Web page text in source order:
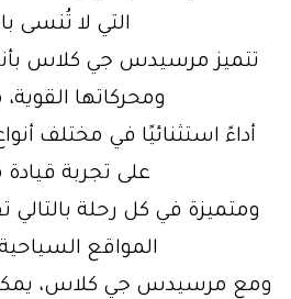
التي لا تُنسى
تتميز مرسيدس جي كلاس
ومحركاتها
أداءً استثنائيًا في مختلف
على تجربة
ومتميزة في كل رحلة بالتالي
المواقع
ومع مرسيدس جي كلاس،